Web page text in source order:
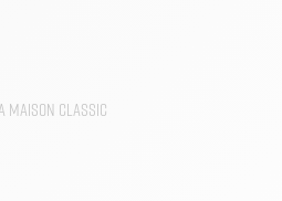
Maison Classic